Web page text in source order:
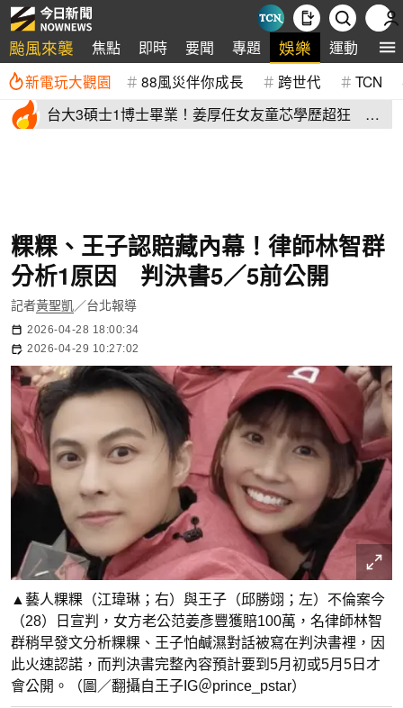
颱風來襲 焦點 即時 要聞 專題 娛樂 運動 全
新電玩大觀園 88風災伴你成長 跨世代 TCN
台大3碩士1博士畢業！姜厚任女友童芯學歷超狂 他
粿粿、王子認賠藏內幕！律師林智群
分析1原因 判決書5／5前公開
記者黃聖凱／台北報導
2026-04-28 18:00:34
2026-04-29 10:27:02
▲藝人粿粿（江瑋琳；右）與王子（邱勝翊；左）不倫案今
（28）日宣判，女方老公范姜彥豐獲賠100萬，名律師林智
群稍早發文分析粿粿、王子怕鹹濕對話被寫在判決書裡，因
此火速認諾，而判決書完整內容預計要到5月初或5月5日才
會公開。（圖／翻攝自王子IG＠prince_pstar）